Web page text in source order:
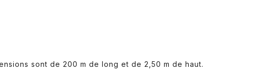
sont de 200 m de long et de 2,50 m de haut.